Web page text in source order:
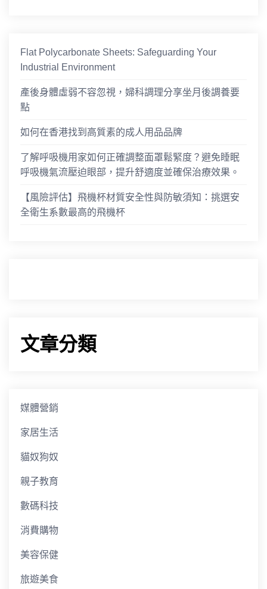
Flat Polycarbonate Sheets: Safeguarding Your
Industrial Environment
產後身體虛弱不容忽視，婦科調理分享坐月後調養要
點
如何在香港找到高質素的成人用品品牌
了解呼吸機用家如何正確調整面罩鬆緊度？避免睡眠
呼吸機氣流壓迫眼部，提升舒適度並確保治療效果。
【風險評估】飛機杯材質安全性與防敏須知：挑選安
全衛生系數最高的飛機杯
文章分類
媒體營銷
家居生活
貓奴狗奴
親子教育
數碼科技
消費購物
美容保健
旅遊美食